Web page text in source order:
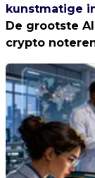
kunstmatige
De grootste
crypto